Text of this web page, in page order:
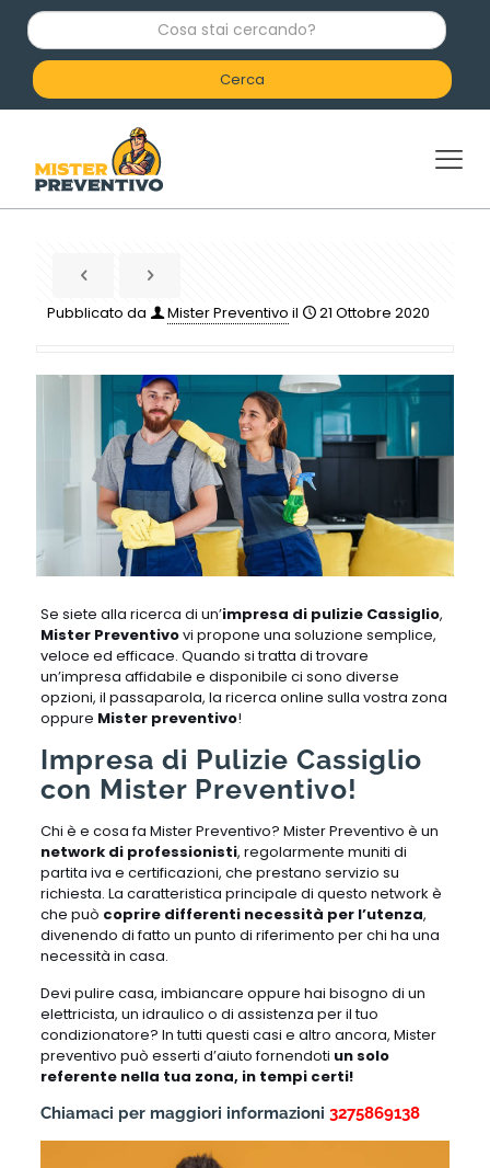
C
o
a
c
e
Pubblicato da Mister Preventivo il 21 Ottobre 2020
Se siete alla ricerca di un’impresa di pulizie Cassiglio,
Mister Preventivovi propone una soluzione semplice,
veloce ed efficace. Quando si tratta di trovare
un’impresa affidabile e disponibile ci sono diverse
opzioni, il passaparola, la ricerca online sulla vostra zona
oppure Mister preventivo!
Impresa di Pulizie Cassiglio
con Mister Preventivo!
Chi è e cosa fa Mister Preventivo? Mister Preventivo è un
network di professionisti, regolarmente muniti di
partita iva e certificazioni, che prestano servizio su
richiesta. La caratteristica principale di questo network è
che può coprire differenti necessità per l’utenza,
divenendo di fatto un punto di riferimento per chi ha una
necessità in casa.
Devi pulire casa, imbiancare oppure hai bisogno di un
elettricista, un idraulico o di assistenza per il tuo
condizionatore? In tutti questi casi e altro ancora, Mister
preventivo può esserti d’aiuto fornendoti un solo
referente nella tua zona, in tempi certi!
Chiamaci per maggiori informazioni 3275869138